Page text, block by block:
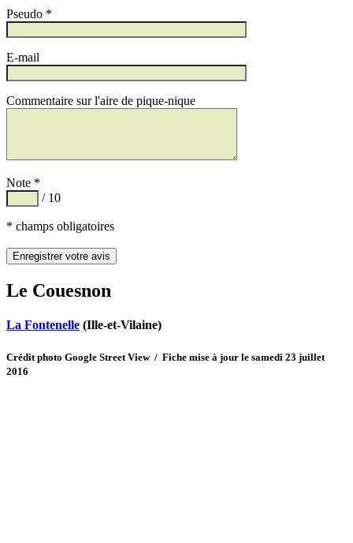
Pseudo *
E-mail
Commentaire sur l'aire de pique-nique
Note *
/ 10
* champs obligatoires
Le Couesnon
La Fontenelle (Ille-et-Vilaine)
Crédit photo Google Street View / Fiche mise à jour le samedi 23 juillet
2016